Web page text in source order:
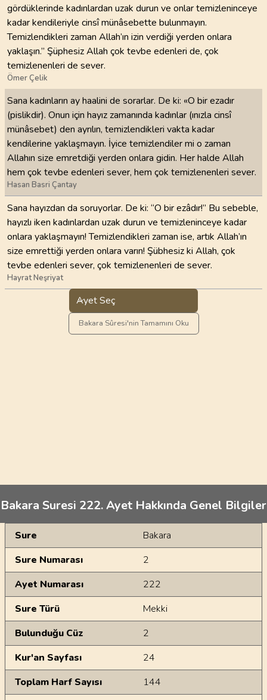
gördüklerinde kadınlardan uzak durun ve onlar temizleninceye
kadar kendileriyle cinsî münâsebette bulunmayın.
Temizlendikleri zaman Allah’ın izin verdiği yerden onlara
yaklaşın.” Şüphesiz Allah çok tevbe edenleri de, çok
temizlenenleri de sever.
Ömer Çelik
Sana kadınların ay haalini de sorarlar. De ki: «O bir ezadır
(pislikdir). Onun için hayız zamanında kadınlar (ınızla cinsî
münâsebet) den ayrılın, temizlendikleri vakta kadar
kendilerine yaklaşmayın. İyice temizlendiler mi o zaman
Allahın size emretdiği yerden onlara gidin. Her halde Allah
hem çok tevbe edenleri sever, hem çok temizlenenleri sever.
Hasan Basri Çantay
Sana hayızdan da soruyorlar. De ki: “O bir ezâdır!” Bu sebeble,
hayızlı iken kadınlardan uzak durun ve temizleninceye kadar
onlara yaklaşmayın! Temizlendikleri zaman ise, artık Allah’ın
size emrettiği yerden onlara varın! Şübhesiz ki Allah, çok
tevbe edenleri sever, çok temizlenenleri de sever.
Hayrat Neşriyat
Ayet Seç
Bakara Sûresi'nin Tamamını Oku
Bakara Suresi 222. Ayet Hakkında Genel Bilgiler
Genel Bilgiler
Sure
Bakara
Sure Numarası
2
Ayet Numarası
222
Sure Türü
Mekki
Bulunduğu Cüz
2
Kur'an Sayfası
24
Toplam Harf Sayısı
144